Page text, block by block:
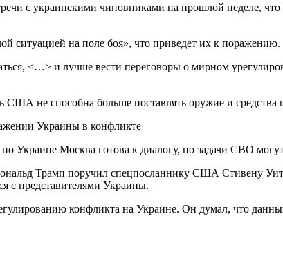
с украинскими чиновниками на прошлой неделе,
ситуацией на поле боя», что приведет их к поражению.
<…> и лучше вести переговоры о мирном
США не способна больше поставлять оружие и
Украине Москва готова к диалогу, но задачи СВО
Трамп поручил спецпосланнику США Стивену
с представителями Украины.
конфликта на Украине. Он думал, что